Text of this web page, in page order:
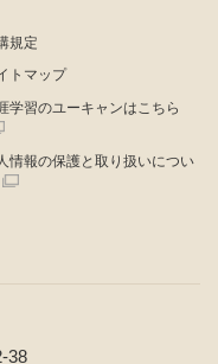
規定
トマップ
学習のユーキャンはこちら
情報の保護と取り扱いについ
38